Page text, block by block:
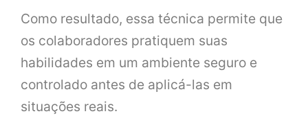
Como resultado, essa técnica permite que
os colaboradores pratiquem suas
habilidades em um ambiente seguro e
controlado antes de aplicá-las em
situações reais.